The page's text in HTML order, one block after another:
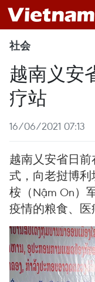
社会
越南义安
疗站
16/06/2021 07:13
越南乂安省日
式，向老挝博
桉（Nậm On）
疫情的粮食、医